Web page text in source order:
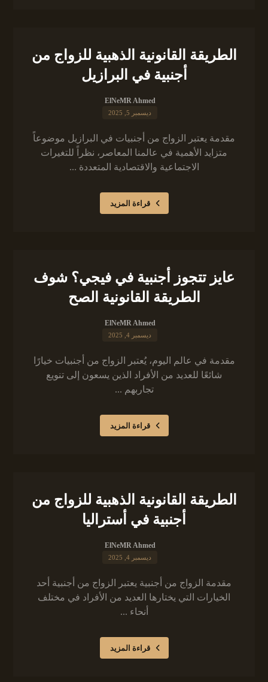
الطريقة القانونية الذهبية للزواج من
أجنبية في البرازيل
ElNeMR Ahmed
ديسمبر 5, 2025
مقدمة يعتبر الزواج من أجنبيات في البرازيل موضوعاً
متزايد الأهمية في عالمنا المعاصر، نظراً للتغيرات
الاجتماعية والاقتصادية المتعددة ...
قراءة المزيد
عايز تتجوز أجنبية في فيجي؟ شوف
الطريقة القانونية الصح
ElNeMR Ahmed
ديسمبر 4, 2025
مقدمة في عالم اليوم، يُعتبر الزواج من أجنبيات خيارًا
شائعًا للعديد من الأفراد الذين يسعون إلى تنويع
تجاربهم ...
قراءة المزيد
الطريقة القانونية الذهبية للزواج من
أجنبية في أستراليا
ElNeMR Ahmed
ديسمبر 4, 2025
مقدمة الزواج من أجنبية يعتبر الزواج من أجنبية أحد
الخيارات التي يختارها العديد من الأفراد في مختلف
أنحاء ...
قراءة المزيد